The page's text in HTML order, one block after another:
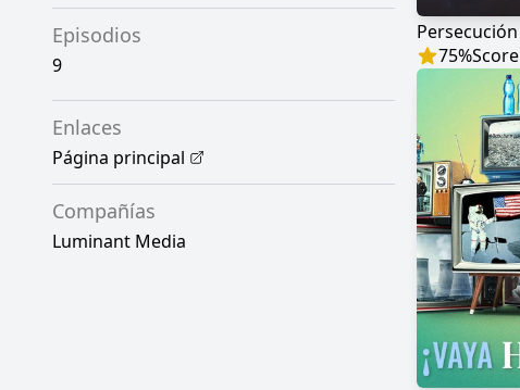
Episodios
9
Enlaces
Página principal
Compañías
Luminant Media
75%Score